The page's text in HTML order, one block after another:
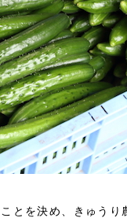
とを決め、きゅう